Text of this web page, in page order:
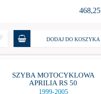
468,25
DODAJ DO KOSZYKA
SZYBA MOTOCYKLOWA
APRILIA RS 50
1999-2005